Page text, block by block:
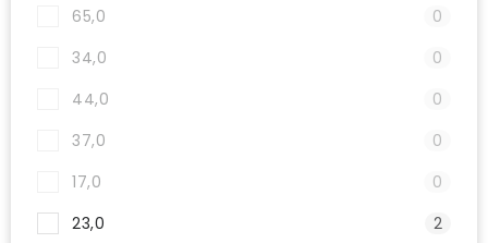
65,0
0
34,0
0
44,0
0
37,0
0
17,0
0
23,0
2